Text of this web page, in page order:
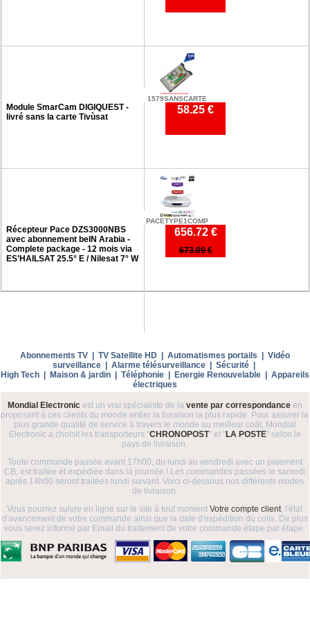
1579SANSCARTE
Module SmarCam DIGIQUEST -
livré sans la carte Tivùsat
58.25 €
PACETYPE1COMP
Récepteur Pace DZS3000NBS
avec abonnement beIN Arabia -
Complete package - 12 mois via
ES’HAILSAT 25.5° E / Nilesat 7° W
656.72 €
673.09 €
Abonnements TV| TV Satellite HD| Automatismes portails | Vidéo
surveillance| Alarme télésurveillance| Sécurité|
High Tech| Maison & jardin| Téléphonie| Energie Renouvelable| Appareils
électriques
Mondial Electronicest un vrai spécialiste de la vente par correspondanceen
proposant à ces clients du monde entier la livraison la plus rapide. Pour assurer la
plus grande qualité de service à travers le monde au meilleur coàt, Mondial
Electronic a choisit les transporteurs "CHRONOPOST" et "LA POSTE" selon le
pays de livraison.
Toute commande passée avant 17h00, du lundi au vendredi avec un paiement
CB, est traitée et expédiée dans la journée ! Les commandes passées le samedi
aprés 14h00 seront traitées lundi suivant. Voici ci-dessous nos différents modes
de livraison.
Vous pourrez suivre en ligne sur le site à tout momentVotre compte client , l'état
d'avancement de votre commande ainsi que la date d'expédition du colis. De plus
vous serez informé par Email du traitement de votre commande étape par étape.